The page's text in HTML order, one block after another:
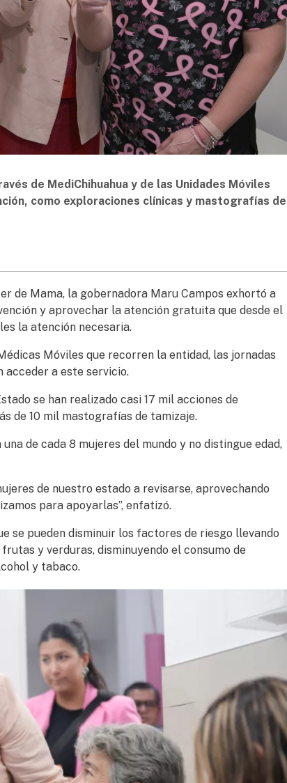
de MediChihuahua y de las Unidades Móviles
como exploraciones clínicas y mastografías de
de Mama, la gobernadora Maru Campos exhortó a
y aprovechar la atención gratuita que desde el
la atención necesaria.
Móviles que recorren la entidad, las jornadas
acceder a este servicio.
se han realizado casi 17 mil acciones de
de 10 mil mastografías de tamizaje.
de cada 8 mujeres del mundo y no distingue edad,
de nuestro estado a revisarse, aprovechando
para apoyarlas”, enfatizó.
se pueden disminuir los factores de riesgo llevando
y verduras, disminuyendo el consumo de
y tabaco.